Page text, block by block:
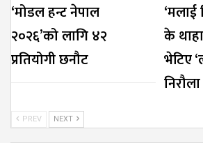
‘मोडल हन्ट नेपाल
२०२६’को लागि ४२
प्रतियोगी छनौट
‘मलाई
के
भेटिए
निरौला
PREV NEXT